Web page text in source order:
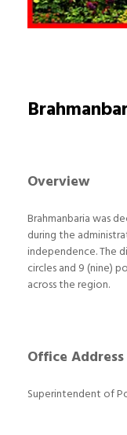
Overview
Brahmanbaria was
during the
independence. The
circles and 9 (nine)
across the region.
Office Address
Superintendent of